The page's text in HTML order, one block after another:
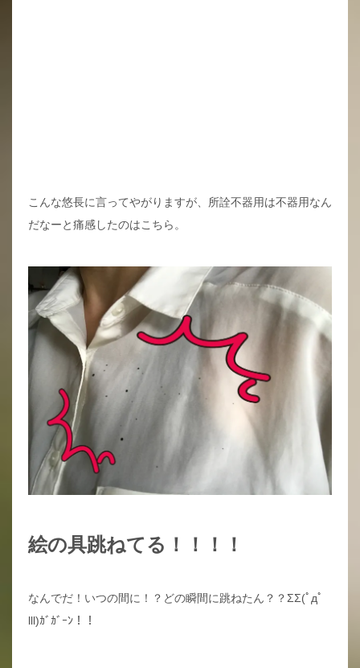
こんな悠長に言ってやがりますが、所詮不器用は不器用なん
だなーと痛感したのはこちら。
絵の具跳ねてる！！！！
なんでだ！いつの間に！？どの瞬間に跳ねたん？？ΣΣ(ﾟдﾟ
lll)ｶﾞｶﾞｰﾝ！！